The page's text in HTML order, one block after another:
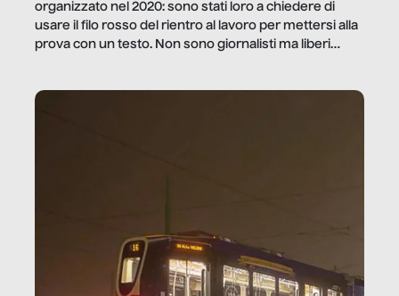
organizzato nel 2020: sono stati loro a chiedere di
usare il filo rosso del rientro al lavoro per mettersi alla
prova con un testo. Non sono giornalisti ma liberi